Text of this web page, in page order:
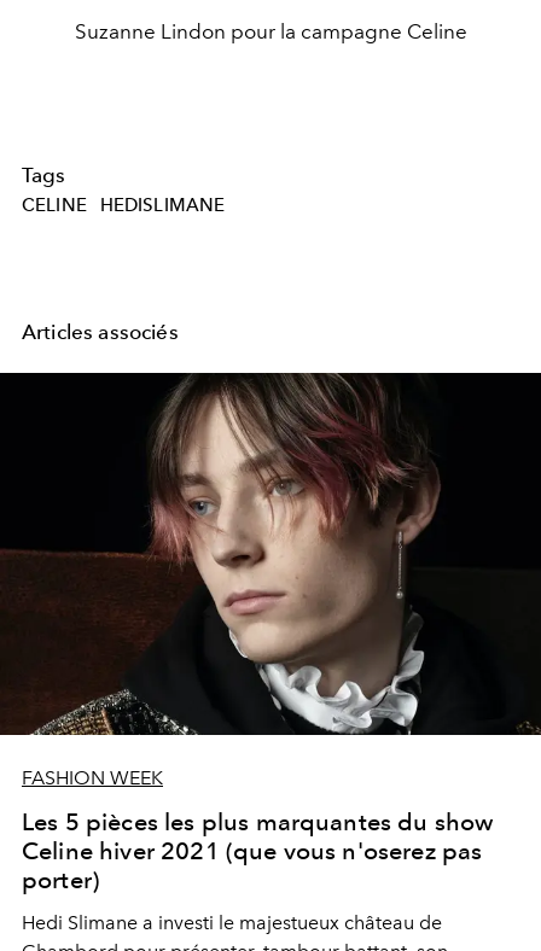
Suzanne Lindon pour la campagne Celine
Tags
CELINE HEDISLIMANE
Articles associés
FASHION WEEK
Les 5 pièces les plus marquantes du show
Celine hiver 2021 (que vous n'oserez pas
porter)
Hedi Slimane a investi le majestueux château de